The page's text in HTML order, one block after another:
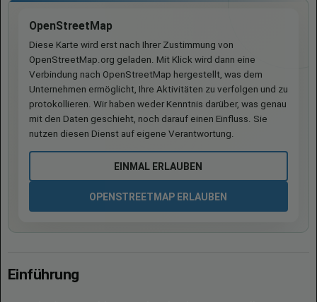
OpenStreetMap
Diese Karte wird erst nach Ihrer Zustimmung von
OpenStreetMap.org geladen. Mit Klick wird dann eine
Verbindung nach OpenStreetMap hergestellt, was dem
Unternehmen ermöglicht, Ihre Aktivitäten zu verfolgen und zu
protokollieren. Wir haben weder Kenntnis darüber, was genau
mit den Daten geschieht, noch darauf einen Einfluss. Sie
nutzen diesen Dienst auf eigene Verantwortung.
EINMAL ERLAUBEN
OPENSTREETMAP ERLAUBEN
Einführung